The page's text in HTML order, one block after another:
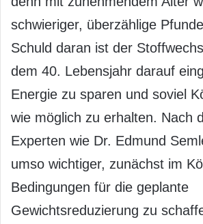
schwieriger, überzählige
Schuld daran ist der
dem 40. Lebensjahr darauf
Energie zu sparen und soviel
wie möglich zu erhalten. Nach
Experten wie Dr. Edmund
umso wichtiger, zunächst im
Bedingungen für die geplante
Gewichtsreduzierung zu